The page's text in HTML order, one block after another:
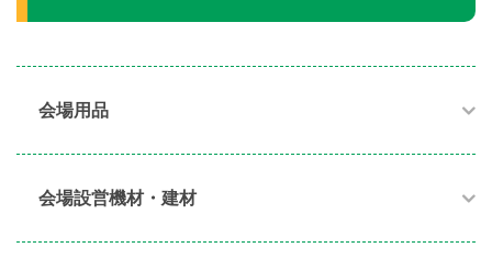
会場用品
会場設営機材・建材